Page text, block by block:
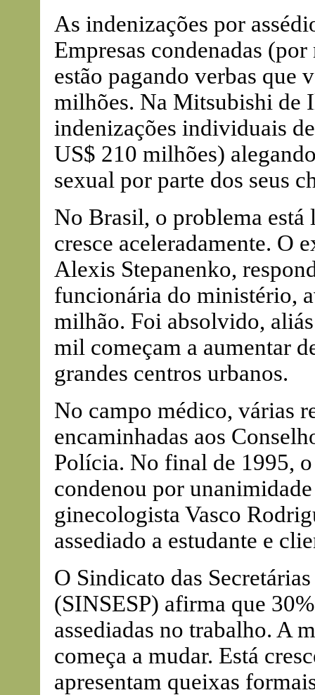
As indenizações por
Empresas condenadas
estão pagando verbas que
milhões. Na Mitsubishi de
indenizações individuais
US$ 210 milhões)
sexual por parte dos seus
No Brasil, o problema está
cresce aceleradamente. O
Alexis Stepanenko,
funcionária do ministério,
milhão. Foi absolvido,
mil começam a aumentar
grandes centros urbanos.
No campo médico, várias
encaminhadas aos
Polícia. No final de 1995,
condenou por
ginecologista Vasco
assediado a estudante e
O Sindicato das
(SINSESP) afirma que
assediadas no trabalho. A
começa a mudar. Está
apresentam queixas